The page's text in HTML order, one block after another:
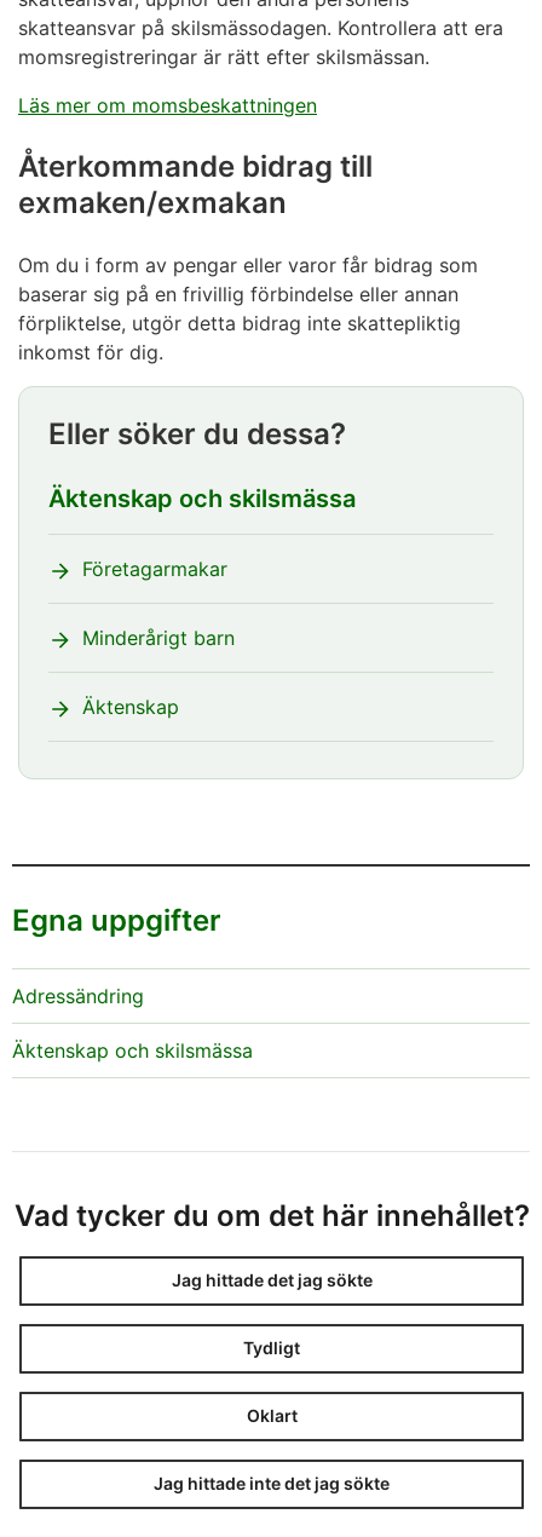
skatteansvar på skilsmässodagen. Kontrollera att era
momsregistreringar är rätt efter skilsmässan.
Läs mer om momsbeskattningen
Återkommande bidrag till
exmaken/exmakan
Om du i form av pengar eller varor får bidrag som
baserar sig på en frivillig förbindelse eller annan
förpliktelse, utgör detta bidrag inte skattepliktig
inkomst för dig.
Eller söker du dessa?
Äktenskap och skilsmässa
Företagarmakar
Minderårigt barn
Äktenskap
Egna uppgifter
Adressändring
Äktenskap och skilsmässa
Vad tycker du om det här innehållet?
Jag hittade det jag sökte
Tydligt
Oklart
Jag hittade inte det jag sökte